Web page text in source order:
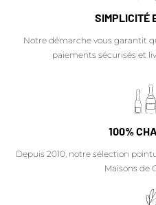
SIMPLICITÉ
Notre démarche vous garantit
paiements sécurisés et
100%
Depuis 2010, notre sélection
Maisons de